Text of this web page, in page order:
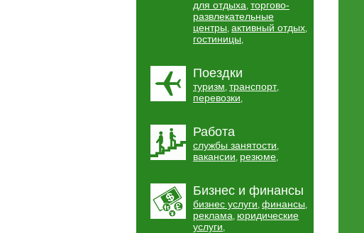
для отдыха, торгово-
развлекательные
центры, активный отдых,
гостиницы,
Поездки
туризм, транспорт,
перевозки,
Работа
службы занятости,
вакансии, резюме,
Бизнес и финансы
бизнес услуги, финансы,
реклама, юридические
услуги,